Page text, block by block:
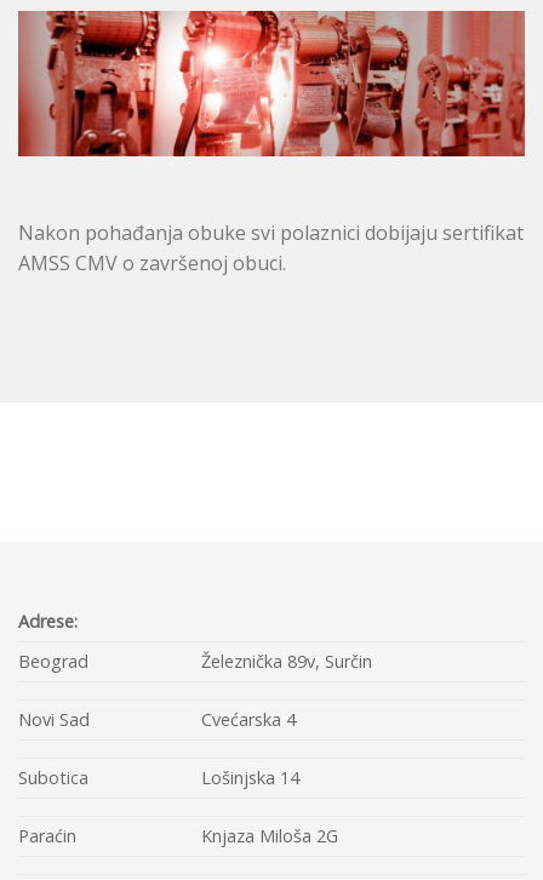
Nakon pohađanja obuke svi polaznici dobijaju sertifikat
AMSS CMV o završenoj obuci.
Adrese:
Beograd
Železnička 89v, Surčin
Novi Sad Cvećarska 4
Subotica Lošinjska 14
Paraćin Knjaza Miloša 2G